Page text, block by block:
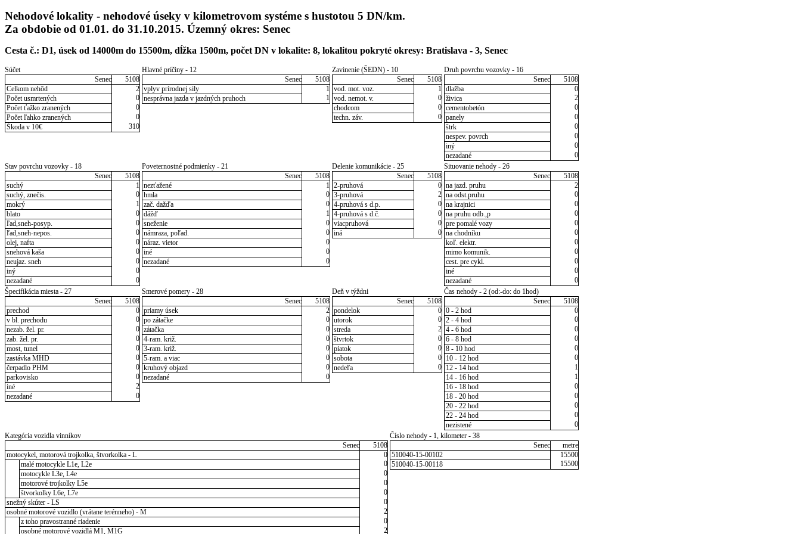
Nehodové lokality - nehodové úseky v kilometrovom systéme s hustotou 5 DN/km.
Za obdobie od 01.01. do 31.10.2015. Územný okres: Senec
Cesta č.: D1, úsek od 14000m do 15500m, dĺžka 1500m, počet DN v lokalite: 8, lokalitou pokryté okresy: Bratislava - 3, Senec
Súčet
Senec
5108
Celkom nehôd
2
Počet usmrtených
0
Počet ťažko zranených
0
Počet ľahko zranených
0
Škoda v 10€
310
Hlavné príčiny - 12
Senec
5108
vplyv prírodnej sily
1
nesprávna jazda v jazdných pruhoch
1
Zavinenie (ŠEDN) - 10
Senec
5108
vod. mot. voz.
1
vod. nemot. v.
0
chodcom
0
techn. záv.
0
Druh povrchu vozovky - 16
Senec
5108
dlažba
0
živica
2
cementobetón
0
panely
0
štrk
0
nespev. povrch
0
iný
0
nezadané
0
Stav povrchu vozovky - 18
Senec
5108
suchý
1
suchý, znečis.
0
mokrý
1
blato
0
ľad,sneh-posyp.
0
ľad,sneh-nepos.
0
olej, nafta
0
snehová kaša
0
neujaz. sneh
0
iný
0
nezadané
0
Poveternostné podmienky - 21
Senec
5108
nezťažené
1
hmla
0
zač. dažďa
0
dážď
1
sneženie
0
námraza, poľad.
0
náraz. vietor
0
iné
0
nezadané
0
Delenie komunikácie - 25
Senec
5108
2-pruhová
0
3-pruhová
2
4-pruhová s d.p.
0
4-pruhová s d.č.
0
viacpruhová
0
iná
0
Situovanie nehody - 26
Senec
5108
na jazd. pruhu
2
na odst.pruhu
0
na krajnici
0
na pruhu odb.,p
0
pre pomalé vozy
0
na chodníku
0
koľ. elektr.
0
mimo komunik.
0
cest. pre cykl.
0
iné
0
nezadané
0
Špecifikácia miesta - 27
Senec
5108
prechod
0
v bl. prechodu
0
nezab. žel. pr.
0
zab. žel. pr.
0
most, tunel
0
zastávka MHD
0
čerpadlo PHM
0
parkovisko
0
iné
2
nezadané
0
Smerové pomery - 28
Senec
5108
priamy úsek
2
po zátačke
0
zátačka
0
4-ram. križ.
0
3-ram. križ.
0
5-ram. a viac
0
kruhový objazd
0
nezadané
0
Deň v týždni
Senec
5108
pondelok
0
utorok
0
streda
2
štvrtok
0
piatok
0
sobota
0
nedeľa
0
Čas nehody - 2 (od:-do: do 1hod)
Senec
5108
0 - 2 hod
0
2 - 4 hod
0
4 - 6 hod
0
6 - 8 hod
0
8 - 10 hod
0
10 - 12 hod
0
12 - 14 hod
1
14 - 16 hod
1
16 - 18 hod
0
18 - 20 hod
0
20 - 22 hod
0
22 - 24 hod
0
nezistené
0
Kategória vozidla vinníkov
Senec
5108
motocykel, motorová trojkolka, štvorkolka - L
0
malé motocykle L1e, L2e
0
motocykle L3e, L4e
0
motorové trojkolky L5e
0
štvorkolky L6e, L7e
0
snežný skúter - LS
0
osobné motorové vozidlo (vrátane terénneho) - M
2
z toho pravostranné riadenie
0
osobné motorové vozidlá M1, M1G
2
Číslo nehody - 1, kilometer - 38
Senec
metre
510040-15-00102
15500
510040-15-00118
15500